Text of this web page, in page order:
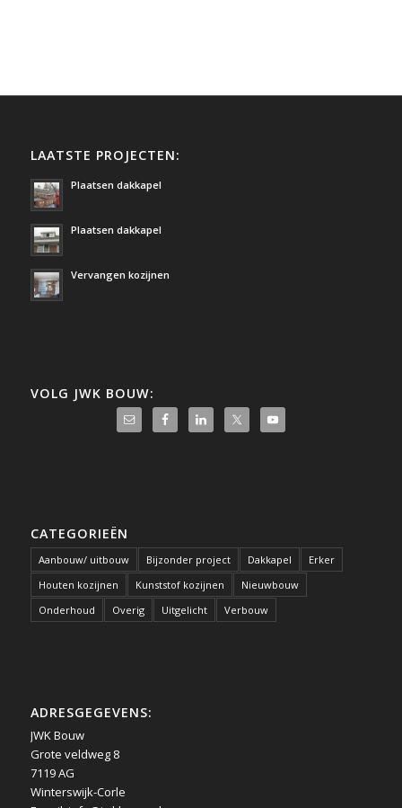
LAATSTE PROJECTEN:
Plaatsen dakkapel
Plaatsen dakkapel
Vervangen kozijnen
VOLG JWK BOUW:
CATEGORIEËN
Aanbouw/ uitbouw Bijzonder project Dakkapel
Erker
Houten kozijnen
Kunststof kozijnen
Nieuwbouw
Onderhoud
Overig Uitgelicht Verbouw
ADRESGEGEVENS:
JWK Bouw
Grote veldweg 8
7119 AG
Winterswijk-Corle